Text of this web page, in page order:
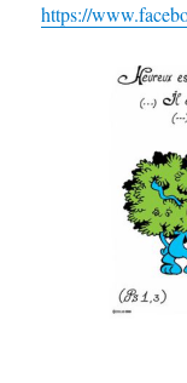
https://